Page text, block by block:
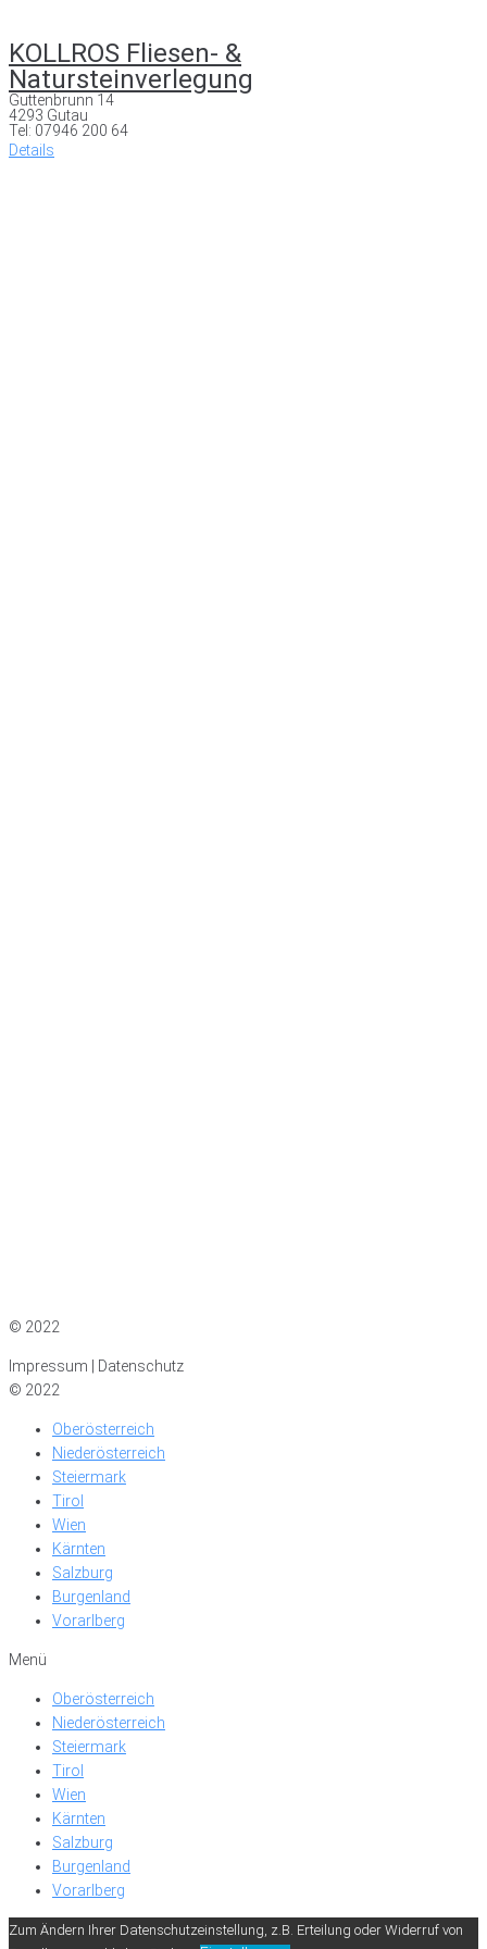
KOLLROS Fliesen- &
Natursteinverlegung
Guttenbrunn 14
4293 Gutau
Tel: 07946 200 64
Details
© 2022
Impressum | Datenschutz
© 2022
Oberösterreich
Niederösterreich
Steiermark
Tirol
Wien
Kärnten
Salzburg
Burgenland
Vorarlberg
Menü
Oberösterreich
Niederösterreich
Steiermark
Tirol
Wien
Kärnten
Salzburg
Burgenland
Vorarlberg
Zum Ändern Ihrer Datenschutzeinstellung, z.B. Erteilung oder Widerruf von